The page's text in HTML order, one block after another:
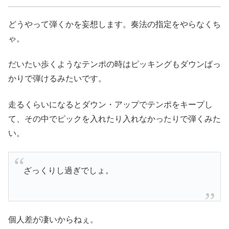
どうやって弾くかを妄想します。奏法の指定をやらなくち
ゃ。
だいたい歩くようなテンポの時はピッキングもダウンばっ
かりで弾けるみたいです。
走るくらいになるとダウン・アップでテンポをキープし
て、その中でピックを入れたり入れなかったりで弾くみた
い。
ざっくりし過ぎでしょ。
個人差が凄いからねぇ。